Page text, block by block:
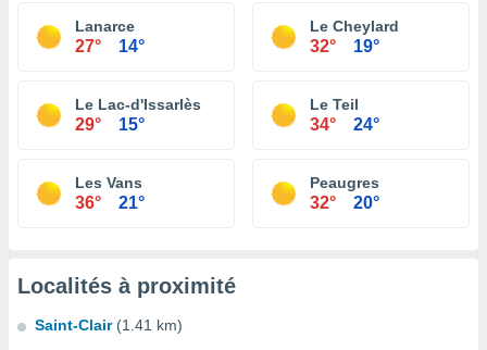
Lanarce
27° 14°
Le Cheylard
32° 19°
Le Lac-d'Issarlès
29° 15°
Le Teil
34° 24°
Les Vans
36° 21°
Peaugres
32° 20°
Localités à proximité
Saint-Clair (1.41 km)